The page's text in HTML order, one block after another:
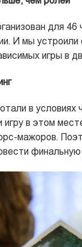
для
И мы
игры в
в условиях
в этом
мажоров.